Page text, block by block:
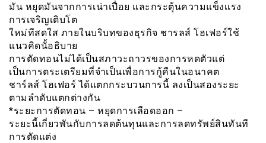
มัน หยุดมันจากการเน่าเปื่อย และกระตุ้นความแข็งเเรง
การเจริญเติบโต
ใหม่ทีสดใส ภายในบริบทของธุรกิจ ชารลส์ โฮเฟอร์ใช้
แนวคิดนั้อธิบาย
การตัดทอนไม่ได้เป็นสภาวะถาวรของการหดตัวแต่
เป็นการตระเตรียมที่จำเป็นเพื่อการกู้คืนในอนาคต
ชาร์ลส์ โฮเฟอร์ ได้แตกกระบวนการนี้ ลงเป็นสองระยะ
ตามลำดับแตกต่างกัน
*ระยะการตัดทอน – หยุดการเลือดออก –
ระยะนี้เกี่ยวพันกับการลดต้นทุนและการลดทรัพย์สินทันที
การตัดแต่ง